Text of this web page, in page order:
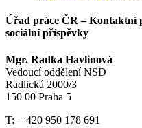
Úřad práce ČR – Kontaktní
sociální příspěvky
Mgr. Radka Havlinová
Vedoucí oddělení NSD
Radlická 2000/3
150 00 Praha 5
T: +420 950 178 691